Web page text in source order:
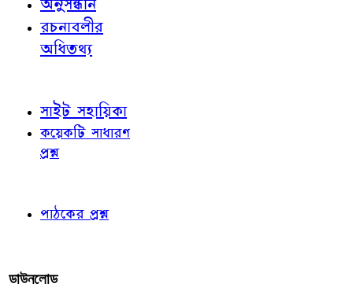
রচনাবলীর
অধিতথ্য
সাইট সহায়িকা
কয়েকটি সাধারণ
প্রশ্ন
পাঠকের প্রশ্ন
ডাউনলোড